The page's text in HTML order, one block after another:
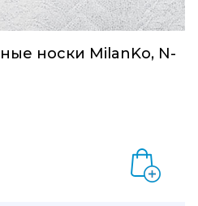
носки MilanKo, N-